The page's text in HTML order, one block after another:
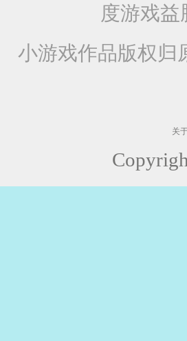
度游戏
小游戏作品版权归
关